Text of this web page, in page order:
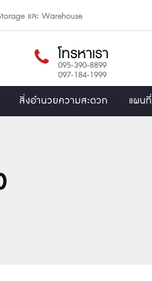
และ Warehouse
โทรหาเรา
095-390-8899
097-184-1999
สิ่งอำนวยความสะดวก แผนที่